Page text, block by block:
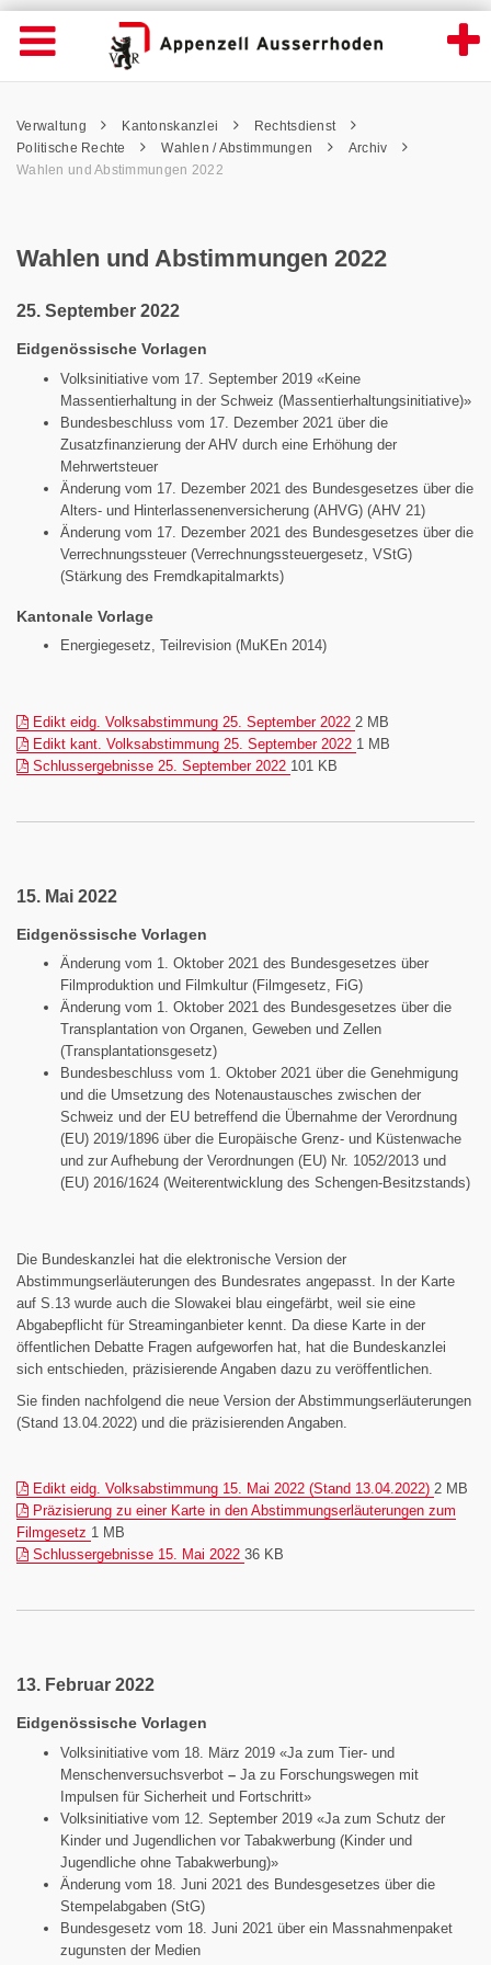
Wahlen und Abstimmungen 2022 -
Wichtige
Seiten
Home
Inhalt
Kontakt
Sitemap
Navigation öffnen
Inhalt
Pfadnavigation
Verwaltung Kantonskanzlei
Rechtsdienst
Politische Rechte
Wahlen / Abstimmungen
Archiv
Wahlen und Abstimmungen 2022
Wahlen und Abstimmungen 2022
25. September 2022
Eidgenössische Vorlagen
Volksinitiative vom 17. September 2019 «Keine
Massentierhaltung in der Schweiz (Massentierhaltungsinitiative)»
Bundesbeschluss vom 17. Dezember 2021 über die
Zusatzfinanzierung der AHV durch eine Erhöhung der
Mehrwertsteuer
Änderung vom 17. Dezember 2021 des Bundesgesetzes über die
Alters- und Hinterlassenenversicherung (AHVG) (AHV 21)
Änderung vom 17. Dezember 2021 des Bundesgesetzes über die
Verrechnungssteuer (Verrechnungssteuergesetz, VStG)
(Stärkung des Fremdkapitalmarkts)
Kantonale Vorlage
Energiegesetz, Teilrevision (MuKEn 2014)
Edikt eidg. Volksabstimmung 25. September 2022 (pdf)
2 MB
Edikt kant. Volksabstimmung 25. September 2022 (pdf)
1 MB
Schlussergebnisse 25. September 2022 (pdf)
101 KB
15. Mai 2022
Eidgenössische Vorlagen
Änderung vom 1. Oktober 2021 des Bundesgesetzes über
Filmproduktion und Filmkultur (Filmgesetz, FiG)
Änderung vom 1. Oktober 2021 des Bundesgesetzes über die
Transplantation von Organen, Geweben und Zellen
(Transplantationsgesetz)
Bundesbeschluss vom 1. Oktober 2021 über die Genehmigung
und die Umsetzung des Notenaustausches zwischen der
Schweiz und der EU betreffend die Übernahme der Verordnung
(EU) 2019/1896 über die Europäische Grenz- und Küstenwache
und zur Aufhebung der Verordnungen (EU) Nr. 1052/2013 und
(EU) 2016/1624 (Weiterentwicklung des Schengen-Besitzstands)
Die Bundeskanzlei hat die elektronische Version der
Abstimmungserläuterungen des Bundesrates angepasst. In der Karte
auf S.13 wurde auch die Slowakei blau eingefärbt, weil sie eine
Abgabepflicht für Streaminganbieter kennt. Da diese Karte in der
öffentlichen Debatte Fragen aufgeworfen hat, hat die Bundeskanzlei
sich entschieden, präzisierende Angaben dazu zu veröffentlichen.
Sie finden nachfolgend die neue Version der Abstimmungserläuterungen
(Stand 13.04.2022) und die präzisierenden Angaben.
Edikt eidg. Volksabstimmung 15. Mai 2022 (Stand 13.04.2022) (pdf)
2 MB
Präzisierung zu einer Karte in den Abstimmungserläuterungen zum
Filmgesetz (pdf)
1 MB
Schlussergebnisse 15. Mai 2022 (pdf)
36 KB
13. Februar 2022
Eidgenössische Vorlagen
Volksinitiative vom 18. März 2019 «Ja zum Tier- und
Menschenversuchsverbot – Ja zu Forschungswegen mit
Impulsen für Sicherheit und Fortschritt»
Volksinitiative vom 12. September 2019 «Ja zum Schutz der
Kinder und Jugendlichen vor Tabakwerbung (Kinder und
Jugendliche ohne Tabakwerbung)»
Änderung vom 18. Juni 2021 des Bundesgesetzes über die
Stempelabgaben (StG)
Bundesgesetz vom 18. Juni 2021 über ein Massnahmenpaket
zugunsten der Medien